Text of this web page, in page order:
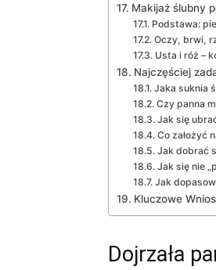
Makijaż ślubny
Podstawa:
Oczy, brwi,
Usta i róż –
Najczęściej
Jaka suknia
Czy panna
Jak się
Co założyć
Jak dobrać
Jak się nie
Jak
Kluczowe
Dojrzała